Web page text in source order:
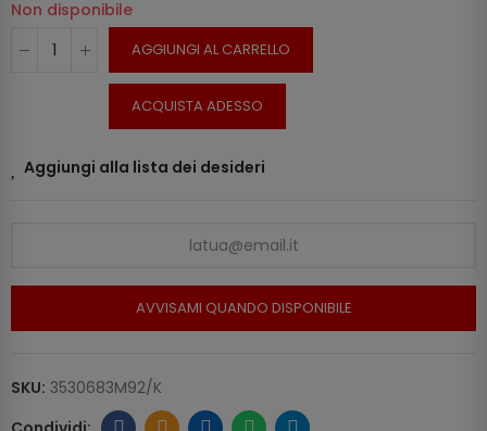
Non disponibile
AGGIUNGI AL CARRELLO
ACQUISTA ADESSO
Aggiungi alla lista dei desideri
AVVISAMI QUANDO DISPONIBILE
SKU: 3530683M92/K